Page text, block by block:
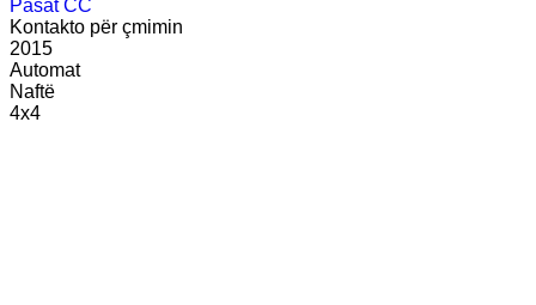
Pasat CC
Kontakto për çmimin
2015
Automat
Naftë
4x4